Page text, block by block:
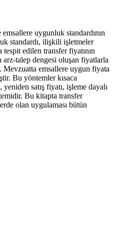
uygunluk standardının
standardı, ilişkili işletmeler
tespit edilen transfer fiyatının
arz-talep dengesi oluşan fiyatlarla
Mevzuatta emsallere uygun fiyata
Bu yöntemler kısaca
satış fiyatı, işleme dayalı
Bu kitapta transfer
olan uygulaması bütün